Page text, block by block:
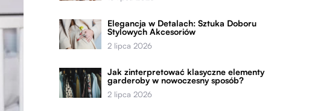
Elegancja w Detalach: Sztuka Doboru
Stylowych Akcesoriów
2 lipca 2026
Jak zinterpretować klasyczne elementy
garderoby w nowoczesny sposób?
2 lipca 2026